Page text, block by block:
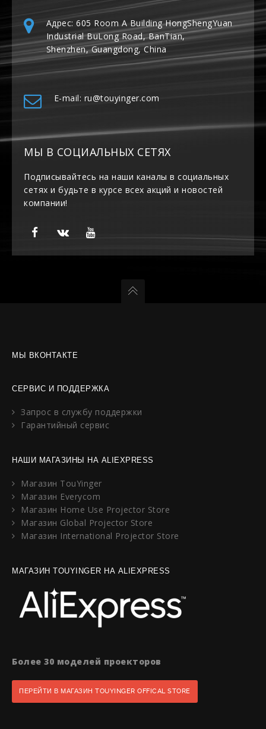
Адрес: 605 Room A Building HongShengYuan
Industrial BuLong Road, BanTian,
Shenzhen, Guangdong, China
E-mail: ru@touyinger.com
МЫ В СОЦИАЛЬНЫХ СЕТЯХ
Подписывайтесь на наши каналы в социальных
сетях и будьте в курсе всех акций и новостей
компании!
МЫ ВКОНТАКТЕ
СЕРВИС И ПОДДЕРЖКА
Запрос в службу поддержки
Гарантийный сервис
НАШИ МАГАЗИНЫ НА ALIEXPRESS
Магазин TouYinger
Магазин Everycom
Магазин Home Use Projector Store
Магазин Global Projector Store
Магазин International Projector Store
МАГАЗИН TOUYINGER НА ALIEXPRESS
Более 30 моделей проекторов
ПЕРЕЙТИ В МАГАЗИН TOUYINGER OFFICAL STORE